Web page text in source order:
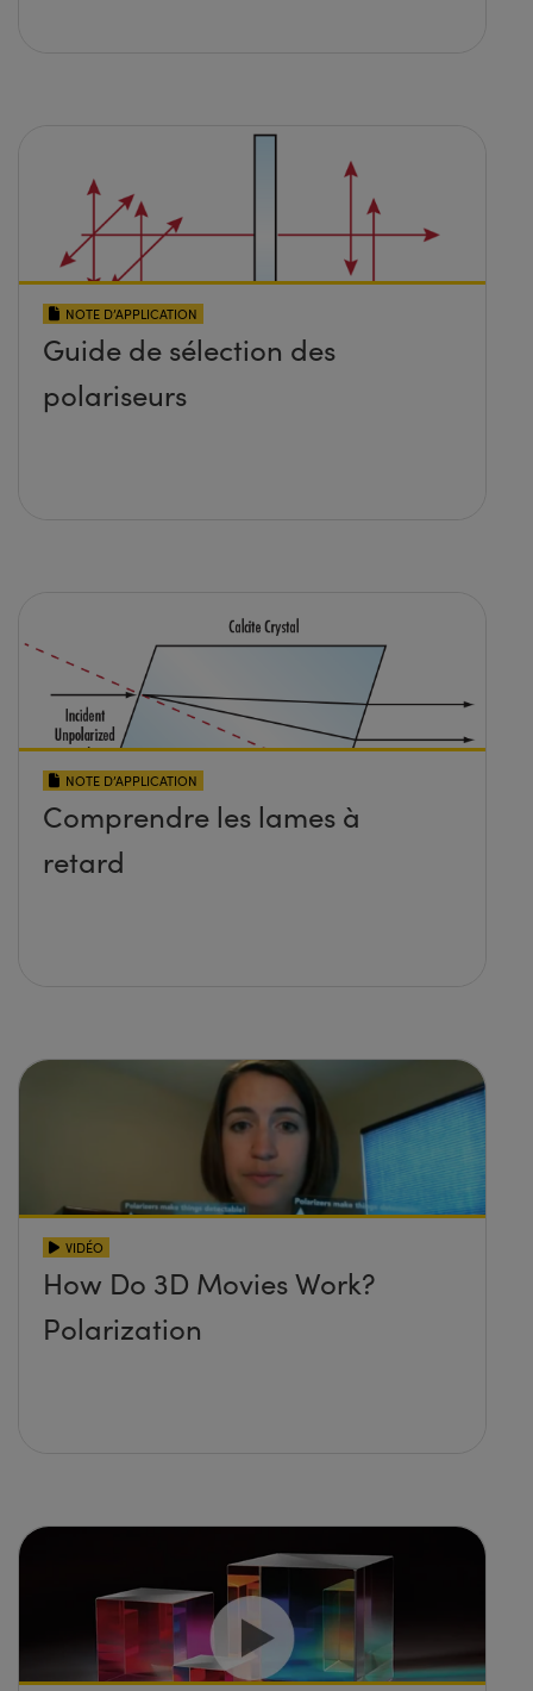
NOTE D’APPLICATION
Guide de sélection des
polariseurs
NOTE D’APPLICATION
Comprendre les lames à
retard
VIDÉO
How Do 3D Movies Work?
Polarization